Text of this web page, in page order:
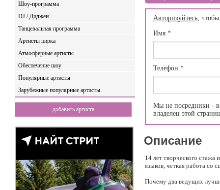
Шоу-программа
DJ / Диджеи
Танцевальная программа
Артисты цирка
Атмосферные артисты
Обеспечение шоу
Популярные артисты
Зарубежные популярные артисты
добавить артиста
Авторизуйтесь,
Имя *
Телефон *
Мы не посредники -
владелец этой
Описание
14 лет творческого
языков, четкая работа со
Почему два ведущих